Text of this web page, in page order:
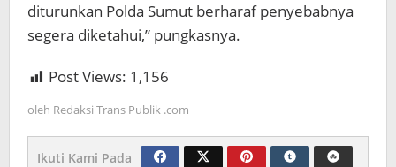
diturunkan Polda Sumut berharaf penyebabnya
segera diketahui,” pungkasnya.
Post Views: 1,156
oleh Redaksi Trans Publik .com
Ikuti Kami Pada